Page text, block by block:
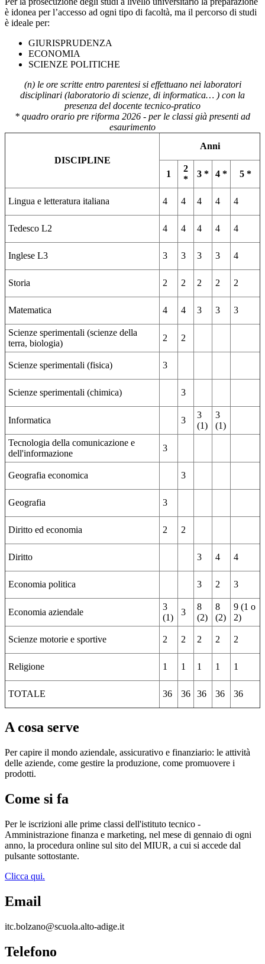
è idonea per l’accesso ad ogni tipo di facoltà, ma il percorso di studi
è ideale per:
GIURISPRUDENZA
ECONOMIA
SCIENZE POLITICHE
(n) le ore scritte entro parentesi si effettuano nei laboratori
disciplinari (laboratorio di scienze, di informatica… ) con la
presenza del docente tecnico-pratico
* quadro orario pre riforma 2026 - per le classi già presenti ad
esaurimento
DISCIPLINE
Anni
1
2
*
3 * 4 * 5 *
Lingua e letteratura italiana 4 4 4 4 4
Tedesco L2 4 4 4 4 4
Inglese L3 3 3 3 3 4
Storia 2 2 2 2 2
Matematica 4 4 3 3 3
Scienze sperimentali (scienze della
terra, biologia)
2 2
Scienze sperimentali (fisica) 3
Scienze sperimentali (chimica) 3
Informatica 3
3
(1)
3
(1)
Tecnologia della comunicazione e
dell'informazione
3
Geografia economica 3
Geografia 3
Diritto ed economia 2 2
Diritto 3 4 4
Economia politica 3 2 3
Economia aziendale
3
(1)
3
8
(2)
8
(2)
9 (1 o
2)
Scienze motorie e sportive 2 2 2 2 2
Religione 1 1 1 1 1
TOTALE 36 36 36 36 36
A cosa serve
Per capire il mondo aziendale, assicurativo e finanziario: le attività
delle aziende, come gestire la produzione, come promuovere i
prodotti.
Come si fa
Per le iscrizioni alle prime classi dell'istituto tecnico -
Amministrazione finanza e marketing, nel mese di gennaio di ogni
anno, la procedura online sul sito del MIUR, a cui si accede dal
pulsante sottostante.
Clicca qui.
Email
itc.bolzano@scuola.alto-adige.it
Telefono